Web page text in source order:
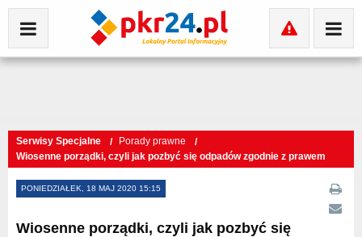
Serwisy Specjalne
Porady prawne
Wiosenne porządki, czyli jak pozbyć się odpadów zgodnie z prawem
PONIEDZIAŁEK, 18 MAJ 2020 15:15
Wiosenne porządki, czyli jak pozbyć się